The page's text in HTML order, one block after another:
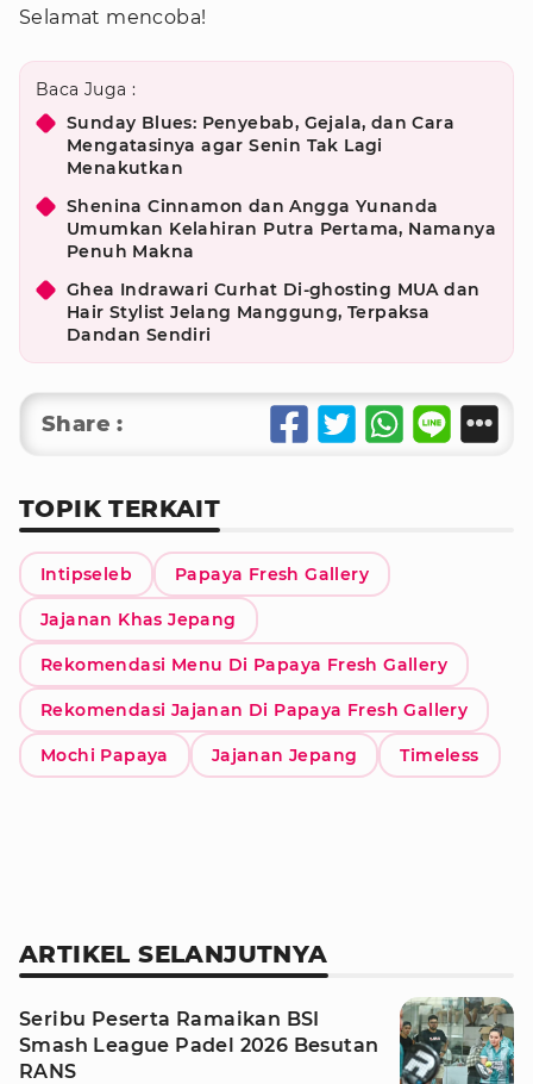
Selamat mencoba!
Baca Juga :
Sunday Blues: Penyebab, Gejala, dan Cara
Mengatasinya agar Senin Tak Lagi
Menakutkan
Shenina Cinnamon dan Angga Yunanda
Umumkan Kelahiran Putra Pertama, Namanya
Penuh Makna
Ghea Indrawari Curhat Di-ghosting MUA dan
Hair Stylist Jelang Manggung, Terpaksa
Dandan Sendiri
Share :
TOPIK TERKAIT
Intipseleb Papaya Fresh Gallery
Jajanan Khas Jepang
Rekomendasi Menu Di Papaya Fresh Gallery
Rekomendasi Jajanan Di Papaya Fresh Gallery
Mochi Papaya Jajanan Jepang Timeless
ARTIKEL SELANJUTNYA
Seribu Peserta Ramaikan BSI
Smash League Padel 2026 Besutan
RANS